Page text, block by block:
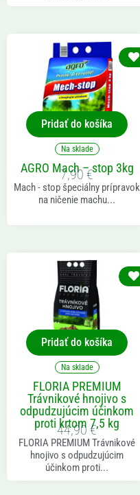
Pridať do košíka
Na sklade
AGRO Mach – stop 3kg
7,90 €
Mach - stop špeciálny prípravok
na ničenie machu...
Pridať do košíka
Na sklade
FLORIA PREMIUM
Trávnikové hnojivo s
odpudzujúcim účinkom
proti krtom 7,5 kg
44,90 €
FLORIA PREMIUM Trávnikové
hnojivo s odpudzujúcim
účinkom proti...